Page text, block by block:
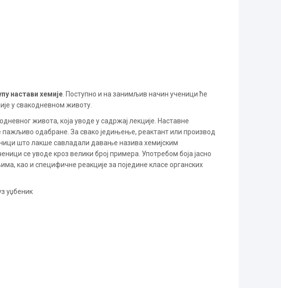
настави хемије . Поступно и на занимљив начин ученици ће
у свакодневном животу.
живота, која уводе у садржај лекције. Наставне
пажљиво одабране. За свако једињење, реактант или производ
што лакше савладали давање назива хемијским
се уводе кроз велики број примера. Употребом боја јасно
као и специфичне реакције за поједине класе органских
уџбеник